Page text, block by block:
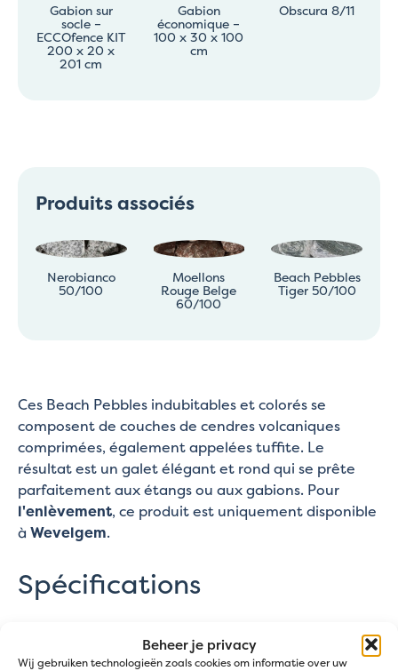
Beheer je privacy
Wij gebruiken technologieën zoals cookies om informatie over uw
Gabion sur
socle –
ECCOfence KIT
200 x 20 x
201 cm
Gabion
économique –
100 x 30 x 100
cm
Obscura 8/11
Produits associés
Nerobianco
50/100
Moellons
Rouge Belge
60/100
Beach Pebbles
Tiger 50/100
Ces Beach Pebbles indubitables et colorés se
composent de couches de cendres volcaniques
comprimées, également appelées tuffite. Le
résultat est un galet élégant et rond qui se prête
parfaitement aux étangs ou aux gabions. Pour
l'enlèvement, ce produit est uniquement disponible
à Wevelgem.
Spécifications
Beige, Orange, Rouge